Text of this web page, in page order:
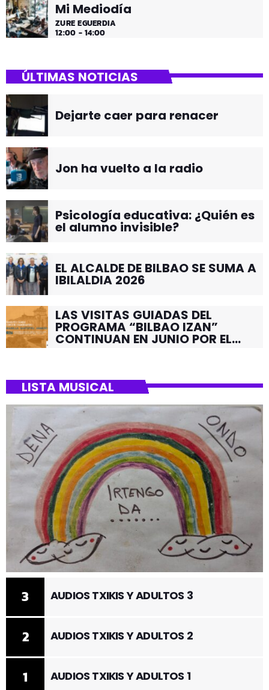
Mi Mediodía
ZURE EGUERDIA
12:00 - 14:00
ÚLTIMAS NOTICIAS
Dejarte caer para renacer
Jon ha vuelto a la radio
Psicología educativa: ¿Quién es
el alumno invisible?
EL ALCALDE DE BILBAO SE SUMA A
IBILALDIA 2026
LAS VISITAS GUIADAS DEL
PROGRAMA “BILBAO IZAN”
CONTINUAN EN JUNIO POR EL
LISTA MUSICAL
1 AUDIOS TXIKIS Y ADULTOS 1
2 AUDIOS TXIKIS Y ADULTOS 2
3 AUDIOS TXIKIS Y ADULTOS 3